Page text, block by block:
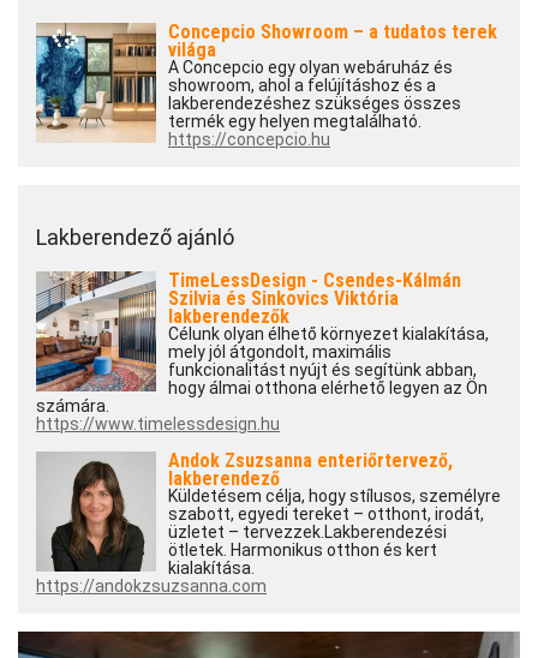
Concepcio Showroom – a tudatos terek
világa
A Concepcio egy olyan webáruház és
showroom, ahol a felújításhoz és a
lakberendezéshez szükséges összes
termék egy helyen megtalálható.
https://concepcio.hu
Lakberendező ajánló
TimeLessDesign - Csendes-Kálmán
Szilvia és Sinkovics Viktória
lakberendezők
Célunk olyan élhető környezet kialakítása,
mely jól átgondolt, maximális
funkcionalitást nyújt és segítünk abban,
hogy álmai otthona elérhető legyen az Ön
számára.
https://www.timelessdesign.hu
Andok Zsuzsanna enteriőrtervező,
lakberendező
Küldetésem célja, hogy stílusos, személyre
szabott, egyedi tereket – otthont, irodát,
üzletet – tervezzek.Lakberendezési
ötletek. Harmonikus otthon és kert
kialakítása.
https://andokzsuzsanna.com